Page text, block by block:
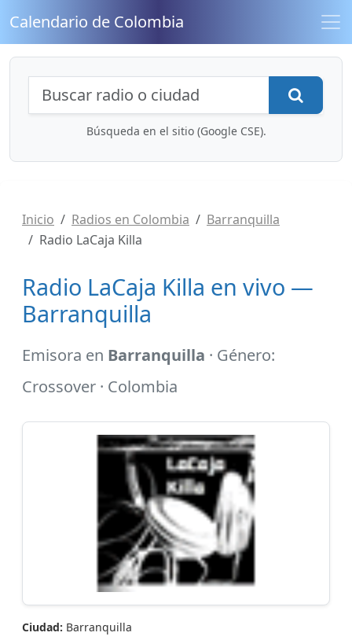
Calendario de Colombia
Búsqueda de radios y contenidos
Búsqueda en el sitio (Google CSE).
Inicio Radios en Colombia
Barranquilla
Radio LaCaja Killa
Radio LaCaja Killa en vivo —
Barranquilla
Emisora en Barranquilla · Género:
Crossover · Colombia
Ciudad: Barranquilla